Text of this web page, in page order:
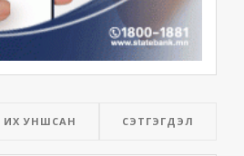
ИХ УНШСАН СЭТГЭГДЭЛ